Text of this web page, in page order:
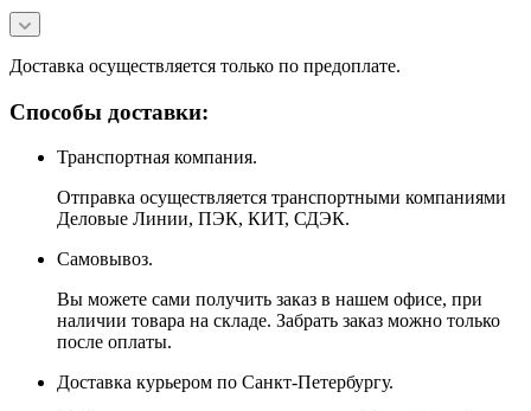
Доставка осуществляется только по предоплате.
Способы доставки:
Транспортная компания.
Отправка осуществляется транспортными компаниями
Деловые Линии, ПЭК, КИТ, СДЭК.
Самовывоз.
Вы можете сами получить заказ в нашем офисе, при
наличии товара на складе. Забрать заказ можно только
после оплаты.
Доставка курьером по Санкт-Петербургу.